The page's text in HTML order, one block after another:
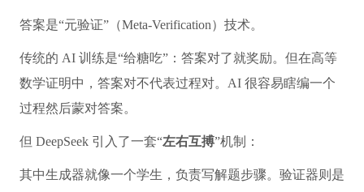
答案是“元验证”（Meta-Verification）技术。
传统的 AI 训练是“给糖吃”：答案对了就奖励。但在高等
数学证明中，答案对不代表过程对。AI 很容易瞎编一个
过程然后蒙对答案。
但 DeepSeek 引入了一套“左右互搏”机制：
其中生成器就像一个学生，负责写解题步骤。验证器则是